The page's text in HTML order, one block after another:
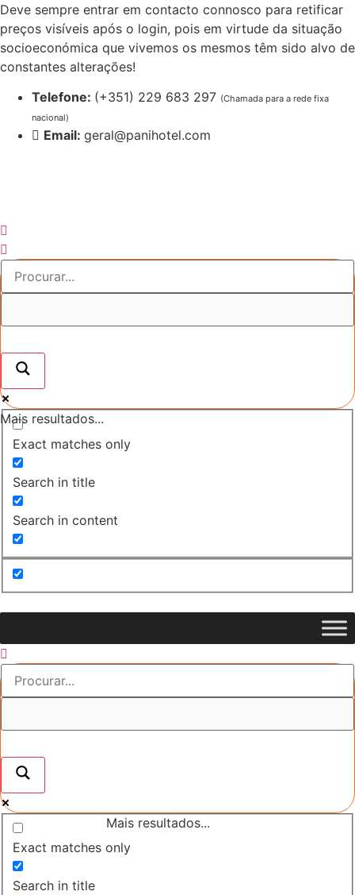
Pular
para
o
conteúdo
Deve sempre entrar em contacto connosco para retificar
preços visíveis após o login, pois em virtude da situação
socioeconómica que vivemos os mesmos têm sido alvo de
constantes alterações!
Telefone: (+351) 229 683 297 (Chamada para a rede fixa
nacional)
Email: geral@panihotel.com
Mais resultados...
Exact matches only
Search in title
Search in content
Mais resultados...
Exact matches only
Search in title